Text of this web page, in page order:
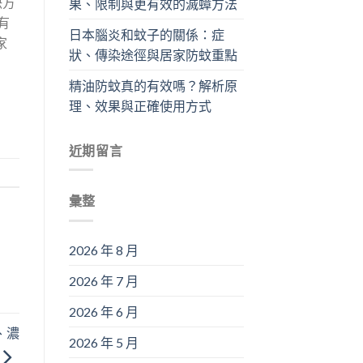
濃
果、限制與更有效的滅蟑方法
日本腦炎和蚊子的關係：症
狀、傳染途徑與居家防蚊重點
精油防蚊真的有效嗎？解析原
理、效果與正確使用方式
近期留言
彙整
2026 年 8 月
2026 年 7 月
2026 年 6 月
2026 年 5 月